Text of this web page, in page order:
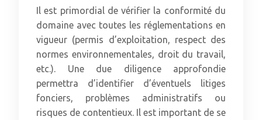
Il est primordial de vérifier la conformité du
domaine avec toutes les réglementations en
vigueur (permis d’exploitation, respect des
normes environnementales, droit du travail,
etc.). Une due diligence approfondie
permettra d’identifier d’éventuels litiges
fonciers, problèmes administratifs ou
risques de contentieux. Il est important de se